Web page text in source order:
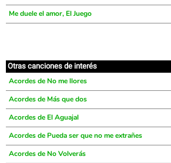
Me duele el amor, El Juego
Otras canciones de interés
Acordes de No me llores
Acordes de Más que dos
Acordes de El Aguajal
Acordes de Pueda ser que no me extrañes
Acordes de No Volverás